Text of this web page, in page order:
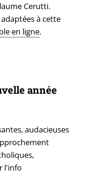
Cerutti.
à cette
en ligne.
année
audacieuses
l'info